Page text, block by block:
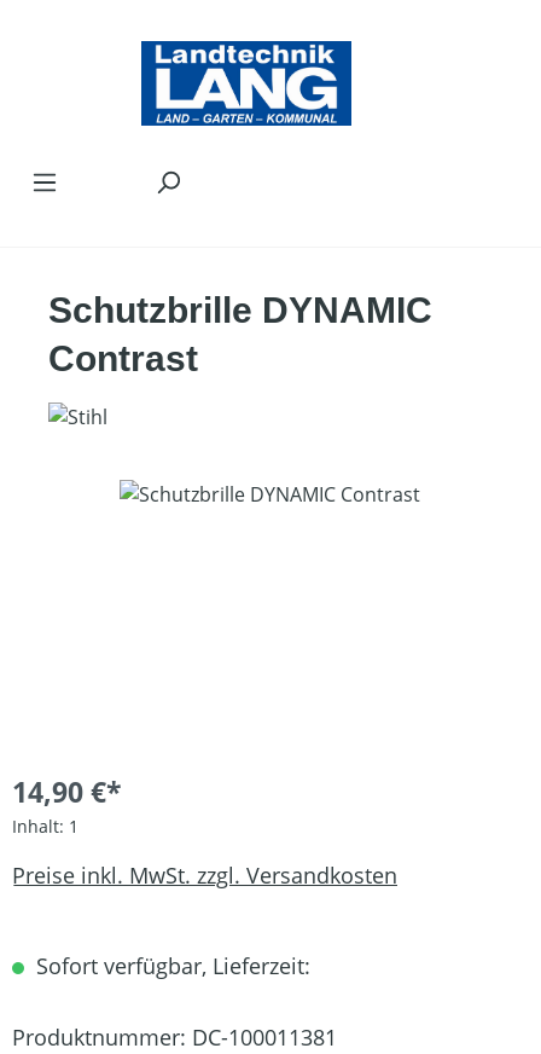
Schutzbrille DYNAMIC
Contrast
Bildergalerie überspringen
14,90 €*
Inhalt: 1
Preise inkl. MwSt. zzgl. Versandkosten
Sofort verfügbar, Lieferzeit:
Produktnummer: DC-100011381